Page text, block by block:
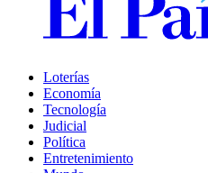
Loterías
Economía
Tecnología
Judicial
Política
Entretenimiento